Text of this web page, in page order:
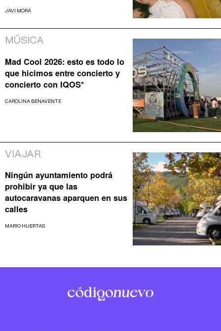
JAVI MORA
MÚSICA
Mad Cool 2026: esto es todo lo
que hicimos entre concierto y
concierto con IQOS*
CAROLINA BENAVENTE
VIAJAR
Ningún ayuntamiento podrá
prohibir ya que las
autocaravanas aparquen en sus
calles
MARIO HUERTAS